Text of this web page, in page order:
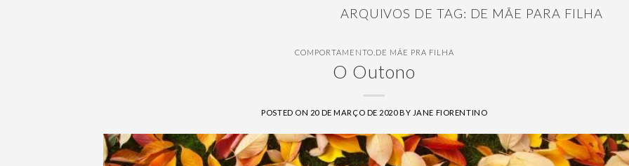
ARQUIVOS DE TAG: DE MÃE PARA FILHA
COMPORTAMENTO DE MÃE PRA FILHA
O Outono
POSTED ON 20 DE MARÇO DE 2020BY JANE FIORENTINO